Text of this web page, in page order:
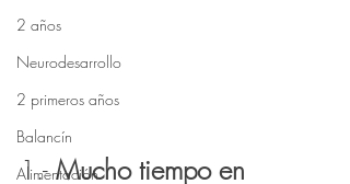
2 años
Neurodesarrollo
2 primeros años
Balancín
Alimentación
1.- Mucho tiempo en